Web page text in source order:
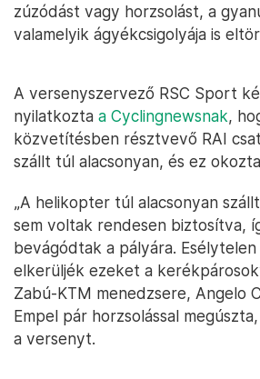
zúzódást vagy horzsolást, a
valamelyik ágyékcsigolyája is
A versenyszervező RSC Sport
nyilatkozta a Cyclingnewsnak,
közvetítésben résztvevő RAI
szállt túl alacsonyan, és ez
„A helikopter túl alacsonyan
sem voltak rendesen biztosítva,
bevágódtak a pályára.
elkerüljék ezeket a
Zabú-KTM menedzsere, Angelo
Empel pár horzsolással
a versenyt.